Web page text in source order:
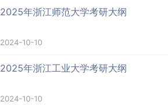
2025年浙江师范大学考研大纲
2024-10-10
2025年浙江工业大学考研大纲
2024-10-10